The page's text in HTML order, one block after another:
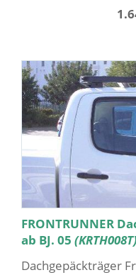
FRONTRUNNER
ab BJ. 05 (KRTH008T)
Dachgepäckträger